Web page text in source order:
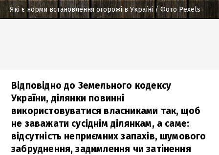
Які є норми встановлення огорожі в Україні / Фото Pexels
Відповідно до Земельного кодексу
України, ділянки повинні
використовуватися власниками так, щоб
не заважати сусіднім ділянкам, а саме:
відсутність неприємних запахів, шумового
забруднення, задимлення чи затінення